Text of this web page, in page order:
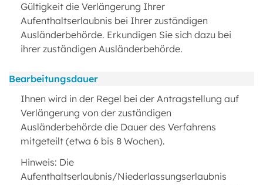
Gültigkeit die Verlängerung Ihrer
Aufenthaltserlaubnis bei Ihrer zuständigen
Ausländerbehörde. Erkundigen Sie sich dazu bei
ihrer zuständigen Ausländerbehörde.
Bearbeitungsdauer
Ihnen wird in der Regel bei der Antragstellung auf
Verlängerung von der zuständigen
Ausländerbehörde die Dauer des Verfahrens
mitgeteilt (etwa 6 bis 8 Wochen).
Hinweis: Die
Aufenthaltserlaubnis/Niederlassungserlaubnis